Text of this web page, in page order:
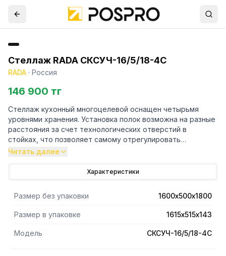
Стеллаж RADA СКСУЧ-16/5/18-4С
RADA · Россия
146 900 тг
Стеллаж кухонный многоцелевой оснащен четырьмя
уровнями хранения. Установка полок возможна на разные
расстояния за счет технологических отверстий в
стойках, что позволяет самому отрегулировать
расстояние между полками. Стойки выполнены в форме
мм. Материал стоек и полок - нержавеющая сталь AISI
Нагрузка на полку равнораспределенная 200 кг. Вес
полного комплекта 36 кг. Габариты упаковки полок
1615х515х143 мм.
Читать далее
Характеристики
Размер без упаковки 1600х500х1800
Размер в упаковке 1615х515х143
Модель СКСУЧ-16/5/18-4С